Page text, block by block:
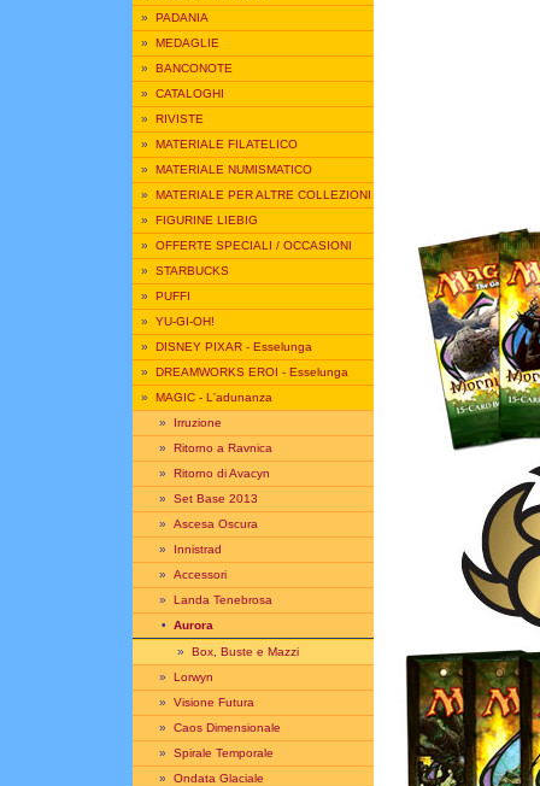
» PADANIA
» MEDAGLIE
» BANCONOTE
» CATALOGHI
» RIVISTE
» MATERIALE FILATELICO
» MATERIALE NUMISMATICO
» MATERIALE PER ALTRE COLLEZIONI
» FIGURINE LIEBIG
» OFFERTE SPECIALI / OCCASIONI
» STARBUCKS
» PUFFI
» YU-GI-OH!
» DISNEY PIXAR - Esselunga
» DREAMWORKS EROI - Esselunga
» MAGIC - L'adunanza
» Irruzione
» Ritorno a Ravnica
» Ritorno di Avacyn
» Set Base 2013
» Ascesa Oscura
» Innistrad
» Accessori
» Landa Tenebrosa
• Aurora
» Box, Buste e Mazzi
» Lorwyn
» Visione Futura
» Caos Dimensionale
» Spirale Temporale
» Ondata Glaciale